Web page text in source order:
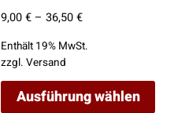
9,00€– 36,50€Preisspanne:
bis
Enthält 19% MwSt.
zzgl. Versand
Ausführung wählen